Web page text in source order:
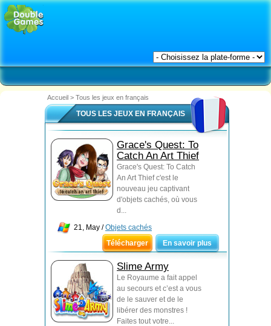
Accueil > Tous les jeux en français
TOUS LES JEUX EN FRANÇAIS
Grace's Quest: To
Catch An Art Thief
Grace's Quest: To Catch
An Art Thief c'est le
nouveau jeu captivant
d'objets cachés, où vous
d...
21, May /Objets cachés
Télécharger
En savoir plus
Slime Army
Le Royaume a fait appel
au secours et c’est a vous
de le sauver et de le
libérer des monstres !
Faites tout votre...